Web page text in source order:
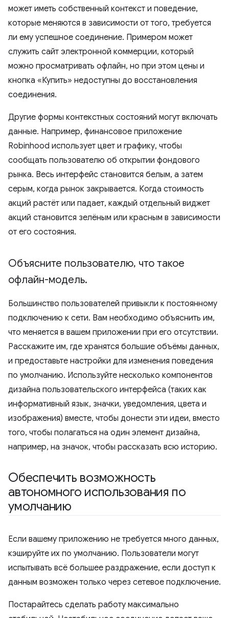
может иметь собственный контекст и поведение,
которые меняются в зависимости от того, требуется
ли ему успешное соединение. Примером может
служить сайт электронной коммерции, который
можно просматривать офлайн, но при этом цены и
кнопка «Купить» недоступны до восстановления
соединения.
Другие формы контекстных состояний могут включать
данные. Например, финансовое приложение
Robinhood использует цвет и графику, чтобы
сообщать пользователю об открытии фондового
рынка. Весь интерфейс становится белым, а затем
серым, когда рынок закрывается. Когда стоимость
акций растёт или падает, каждый отдельный виджет
акций становится зелёным или красным в зависимости
от его состояния.
Объясните пользователю, что такое
офлайн-модель.
Большинство пользователей привыкли к постоянному
подключению к сети. Вам необходимо объяснить им,
что меняется в вашем приложении при его отсутствии.
Расскажите им, где хранятся большие объёмы данных,
и предоставьте настройки для изменения поведения
по умолчанию. Используйте несколько компонентов
дизайна пользовательского интерфейса (таких как
информативный язык, значки, уведомления, цвета и
изображения) вместе, чтобы донести эти идеи, вместо
того, чтобы полагаться на один элемент дизайна,
например, на значок, чтобы рассказать всю историю.
Обеспечить возможность
автономного использования по
умолчанию
Если вашему приложению не требуется много данных,
кэшируйте их по умолчанию. Пользователи могут
испытывать всё большее раздражение, если доступ к
данным возможен только через сетевое подключение.
Постарайтесь сделать работу максимально